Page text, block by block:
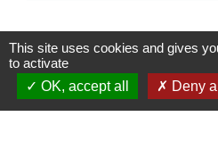
Commune
This site uses cookies and gives
to activate
OK, accept all
Deny